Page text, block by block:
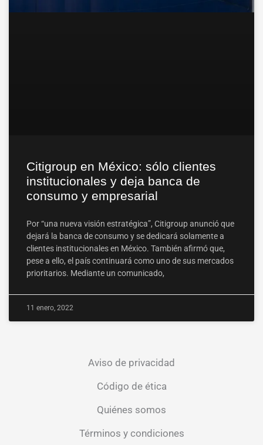
Citigroup en México: sólo clientes
institucionales y deja banca de
consumo y empresarial
Por “una nueva visión estratégica”, Citigroup anunció que
dejará la banca de consumo y se dedicará solamente a
clientes institucionales en México. También afirmó que,
pese a ello, el país continuará como uno de sus mercados
prioritarios. Mediante un comunicado,
11 enero, 2022
Aviso de privacidad
Código de ética
Quiénes somos
Términos y condiciones